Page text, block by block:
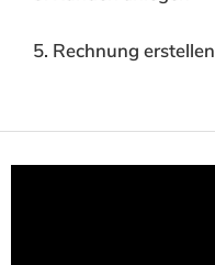
5. Rechnung erstellen